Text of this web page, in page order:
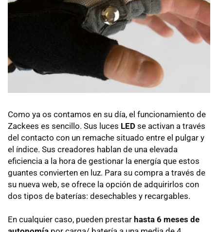
Como ya os contamos en su día, el funcionamiento de
Zackees es sencillo. Sus luces LED se activan a través
del contacto con un remache situado entre el pulgar y
el índice. Sus creadores hablan de una elevada
eficiencia a la hora de gestionar la energía que estos
guantes convierten en luz. Para su compra a través de
su nueva web, se ofrece la opción de adquirirlos con
dos tipos de baterías: desechables y recargables.
En cualquier caso, pueden prestar hasta 6 meses de